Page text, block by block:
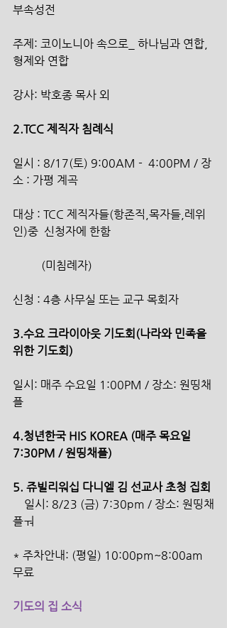
부속성전
주제: 코이노니아 속으로_ 하나님과 연합,
형제와 연합
강사: 박호종 목사 외
2.TCC 제직자 침례식
일시 : 8/17(토) 9:00AM -  4:00PM / 장
소 : 가평 계곡
대상 : TCC 제직자들(항존직,목자들,레위
인)중  신청자에 한함
          (미침례자)
신청 : 4층 사무실 또는 교구 목회자
3.수요 크라이아웃 기도회(나라와 민족을
위한 기도회)
일시: 매주 수요일 1:00PM / 장소: 원띵채
플
4.청년한국 HIS KOREA (매주 목요일
7:30PM / 원띵채플)
5. 쥬빌리워십 다니엘 김 선교사 초청 집회
플ㅝ
* 주차안내: (평일) 10:00pm~8:00am
무료
기도의 집 소식